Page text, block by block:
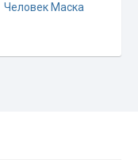
Человек Маска